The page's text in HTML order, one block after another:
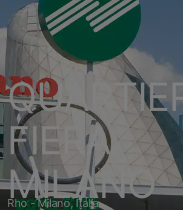
FIERA
MILANO
Rho - Milano, Italia